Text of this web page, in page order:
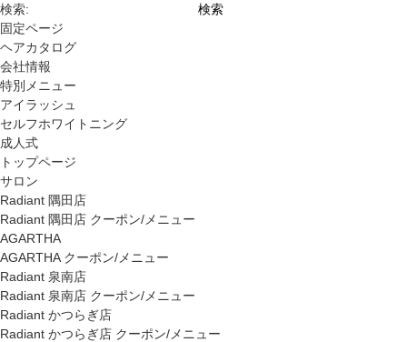
検索:
固定ページ
ヘアカタログ
会社情報
特別メニュー
アイラッシュ
セルフホワイトニング
成人式
トップページ
サロン
Radiant 隅田店
Radiant 隅田店 クーポン/メニュー
AGARTHA
AGARTHA クーポン/メニュー
Radiant 泉南店
Radiant 泉南店 クーポン/メニュー
Radiant かつらぎ店
Radiant かつらぎ店 クーポン/メニュー